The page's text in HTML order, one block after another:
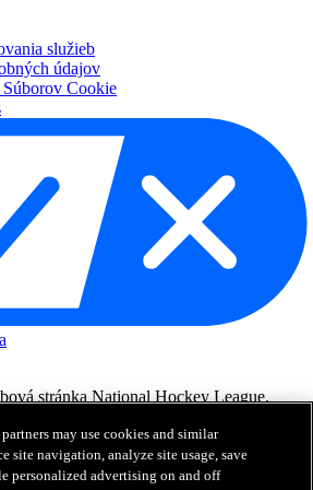
služieb
údajov
Súborov Cookie
stránka National Hockey League.
klubov a nesmú byť reprodukované
súhlasu NHL Enterprises, L.P. ©
Všetky dresy tímov NHL
may use cookies and similar
site navigation, analyze site usage, save
personalized advertising on and off